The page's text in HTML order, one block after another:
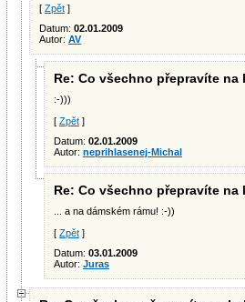
[ Zpět ]
Datum: 02.01.2009
Autor: AV
Re: Co všechno přepravíte na
:-)))
[ Zpět ]
Datum: 02.01.2009
Autor: neprihlasenej-Michal
Re: Co všechno přepravíte na
... a na dámském rámu! :-))
[ Zpět ]
Datum: 03.01.2009
Autor: Juras